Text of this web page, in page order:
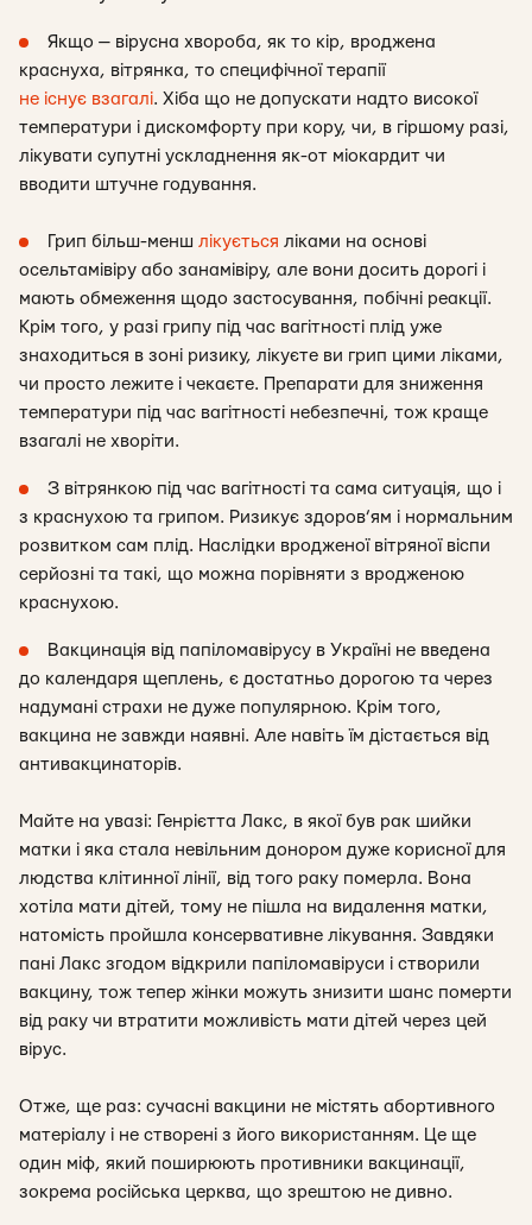
Якщо — вірусна хвороба, як то кір, вроджена
краснуха, вітрянка, то специфічної терапії
не існує взагалі. Хіба що не допускати надто високої
температури і дискомфорту при кору, чи, в гіршому разі,
лікувати супутні ускладнення як-от міокардит чи
вводити штучне годування.
Грип більш-менш лікується ліками на основі
осельтамівіру або занамівіру, але вони досить дорогі і
мають обмеження щодо застосування, побічні реакції.
Крім того, у разі грипу під час вагітності плід уже
знаходиться в зоні ризику, лікуєте ви грип цими ліками,
чи просто лежите і чекаєте. Препарати для зниження
температури під час вагітності небезпечні, тож краще
взагалі не хворіти.
З вітрянкою під час вагітності та сама ситуація, що і
з краснухою та грипом. Ризикує здоров’ям і нормальним
розвитком сам плід. Наслідки вродженої вітряної віспи
серйозні та такі, що можна порівняти з вродженою
краснухою.
Вакцинація від папіломавірусу в Україні не введена
до календаря щеплень, є достатньо дорогою та через
надумані страхи не дуже популярною. Крім того,
вакцина не завжди наявні. Але навіть їм дістається від
антивакцинаторів.
Майте на увазі: Генрієтта Лакс, в якої був рак шийки
матки і яка стала невільним донором дуже корисної для
людства клітинної лінії, від того раку померла. Вона
хотіла мати дітей, тому не пішла на видалення матки,
натомість пройшла консервативне лікування. Завдяки
пані Лакс згодом відкрили папіломавіруси і створили
вакцину, тож тепер жінки можуть знизити шанс померти
від раку чи втратити можливість мати дітей через цей
вірус.
Отже, ще раз: сучасні вакцини не містять абортивного
матеріалу і не створені з його використанням. Це ще
один міф, який поширюють противники вакцинації,
зокрема російська церква, що зрештою не дивно.